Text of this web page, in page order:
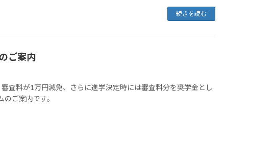
続きを読む
ご案内
査料が1万円減免、さらに進学決定時には審査料分を奨学金とし
ご案内です。